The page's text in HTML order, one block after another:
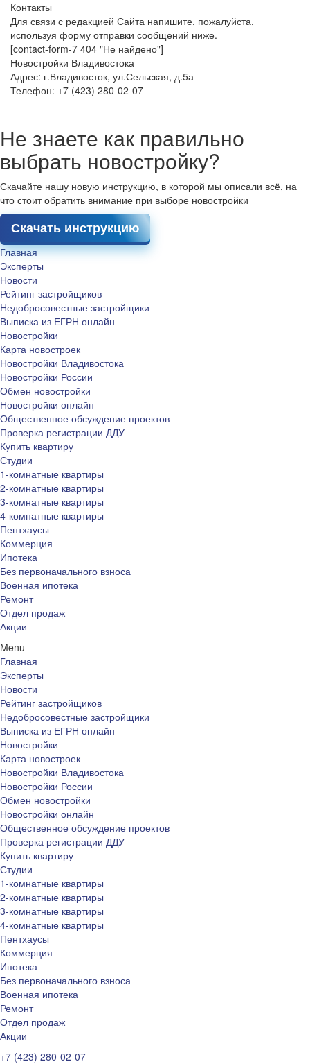
Контакты
Для связи с редакцией Сайта напишите, пожалуйста,
используя форму отправки сообщений ниже.
[contact-form-7 404 "Не найдено"]
Новостройки Владивостока
Адрес: г.Владивосток, ул.Сельская, д.5а
Телефон: +7 (423) 280-02-07
Не знаете как правильно
выбрать новостройку?
Скачайте нашу новую инструкцию, в которой мы описали всё, на
что стоит обратить внимание при выборе новостройки
Скачать инструкцию
Главная
Эксперты
Новости
Рейтинг застройщиков
Недобросовестные застройщики
Выписка из ЕГРН онлайн
Новостройки
Карта новостроек
Новостройки Владивостока
Новостройки России
Обмен новостройки
Новостройки онлайн
Общественное обсуждение проектов
Проверка регистрации ДДУ
Купить квартиру
Студии
1-комнатные квартиры
2-комнатные квартиры
3-комнатные квартиры
4-комнатные квартиры
Пентхаусы
Коммерция
Ипотека
Без первоначального взноса
Военная ипотека
Ремонт
Отдел продаж
Акции
Menu
Главная
Эксперты
Новости
Рейтинг застройщиков
Недобросовестные застройщики
Выписка из ЕГРН онлайн
Новостройки
Карта новостроек
Новостройки Владивостока
Новостройки России
Обмен новостройки
Новостройки онлайн
Общественное обсуждение проектов
Проверка регистрации ДДУ
Купить квартиру
Студии
1-комнатные квартиры
2-комнатные квартиры
3-комнатные квартиры
4-комнатные квартиры
Пентхаусы
Коммерция
Ипотека
Без первоначального взноса
Военная ипотека
Ремонт
Отдел продаж
Акции
+7 (423) 280-02-07